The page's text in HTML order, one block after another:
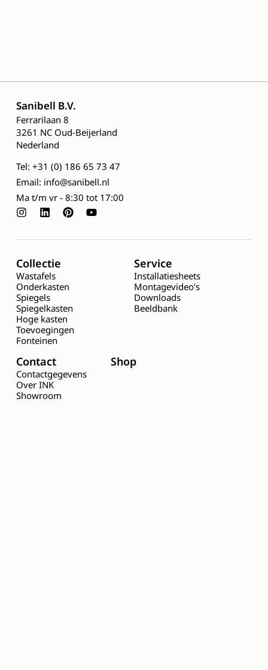
Sanibell B.V.
Ferrarilaan 8
3261 NC Oud-Beijerland
Nederland
Tel: +31 (0) 186 65 73 47
Email: info@sanibell.nl
Ma t/m vr - 8:30 tot 17:00
Collectie
Wastafels
Onderkasten
Spiegels
Spiegelkasten
Hoge kasten
Toevoegingen
Fonteinen
Service
Installatiesheets
Montagevideo's
Downloads
Beeldbank
Contact
Contactgegevens
Over INK
Showroom
Shop